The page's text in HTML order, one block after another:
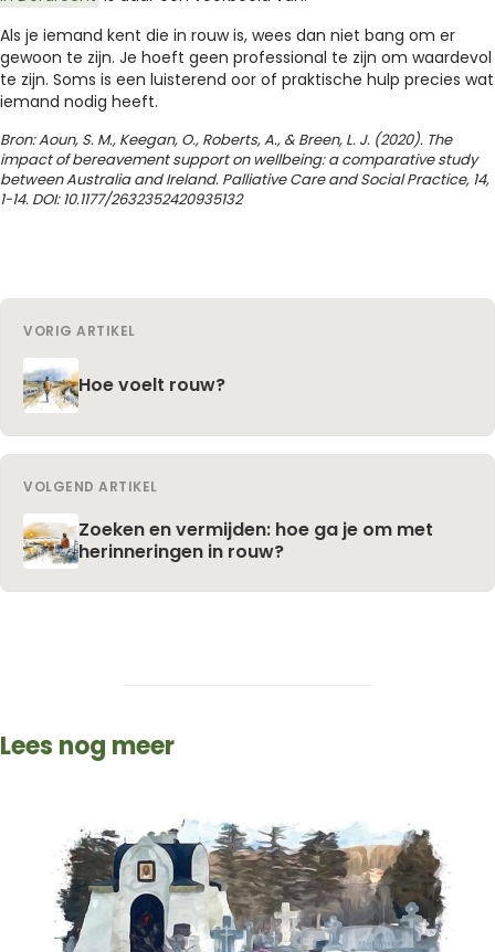
Als je iemand kent die in rouw is, wees dan niet bang om er
gewoon te zijn. Je hoeft geen professional te zijn om waardevol
te zijn. Soms is een luisterend oor of praktische hulp precies wat
iemand nodig heeft.
Bron: Aoun, S. M., Keegan, O., Roberts, A., & Breen, L. J. (2020). The
impact of bereavement support on wellbeing: a comparative study
between Australia and Ireland. Palliative Care and Social Practice, 14,
1-14. DOI: 10.1177/2632352420935132
VORIG ARTIKEL
Hoe voelt rouw?
VOLGEND ARTIKEL
Zoeken en vermijden: hoe ga je om met
herinneringen in rouw?
Lees nog meer